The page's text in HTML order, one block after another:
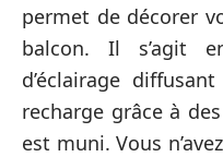
permet de décorer
balcon. Il s’agit
d’éclairage
recharge grâce à
est muni. Vous